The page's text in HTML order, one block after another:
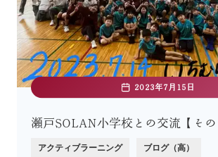
2023年7月15日
瀬戸SOLAN小学校との交流【その
アクティブラーニング ブログ（高）